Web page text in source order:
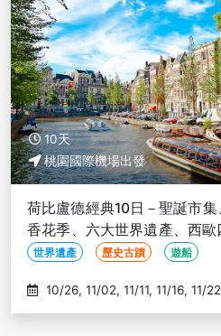
10天
桃園國際機場出發
荷比盧德經典10日－聖誕市
香花季、六大世界遺產、西
村、科隆大教堂
世界遺產 歷史古蹟 遊船
10/26, 11/02, 11/11, 11/16, 11/22